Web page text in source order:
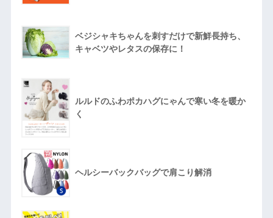
ベジシャキちゃんを刺すだけで新鮮長持ち、
キャベツやレタスの保存に！
ルルドのふわポカハグにゃんで寒い冬を暖か
く
ヘルシーバックバッグで肩こり解消